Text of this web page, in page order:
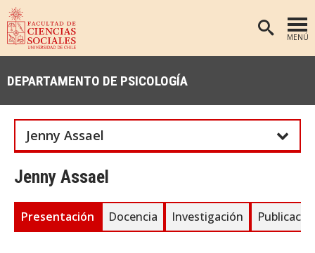
MENÚ
DEPARTAMENTOS
SOCIOLOGÍA
PUBLICACIONES
DEPARTAMENTO DE PSICOLOGÍA
Jenny Assael
Jenny Assael
Presentación Docencia Investigación